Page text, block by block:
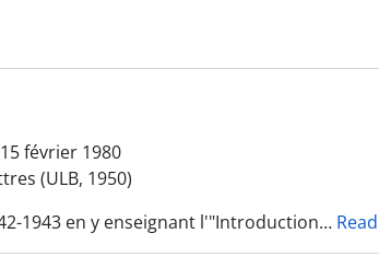
février 1980
(ULB, 1950)
1943 en y enseignant l'"Introduction…